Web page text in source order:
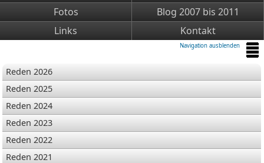
Fotos
Blog 2007 bis 2011
Links
Kontakt
Navigation ausblenden
Reden 2026
Reden 2025
Reden 2024
Reden 2023
Reden 2022
Reden 2021